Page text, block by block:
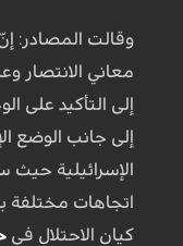
وقالت المصادر:
معاني الانتصار
إلى التأكيد على
إلى جانب الوضع
الإسرائيلية
اتجاهات مختلفة
كيان الاحتلال في